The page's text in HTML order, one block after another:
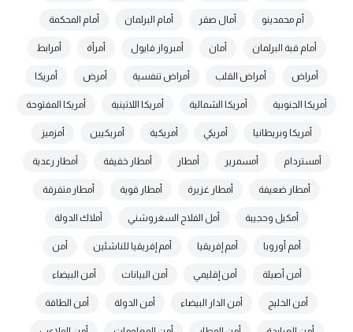
أم محمدينو أمال صقر أمام البرلمان أمام المحكمة
أمام قبة البرلمان أمان أمبرواز فايول أمرأة أمرابط
أمراض أمراض القلب أمراض تنفسية أمرض أمريكا
أمريكا الجنوبية أمريكا الشمالية أمريكا اللاتينية أمريكا المفتوحة
أمريكا وبريطانيا أمريكي أمريكية أمريكيين أمزميز
أمستردام أمسمرير أمطار أمطار خفيفة أمطار رعدية
أمطار ضعيفة أمطار غزيرة أمطار قوية أمطار متفرقة
أمكيل وحجيبة أمل الفلاح السغروشني أملاك الدولة
أمم أوروبا أمم إفريقيا أمم إفريقيا للناشئين أمن
أمن أصيلة أمن إقليمي أمن البيانات أمن البيضاء
أمن الخليج أمن الدار البيضاء أمن الدولة أمن الطاقة